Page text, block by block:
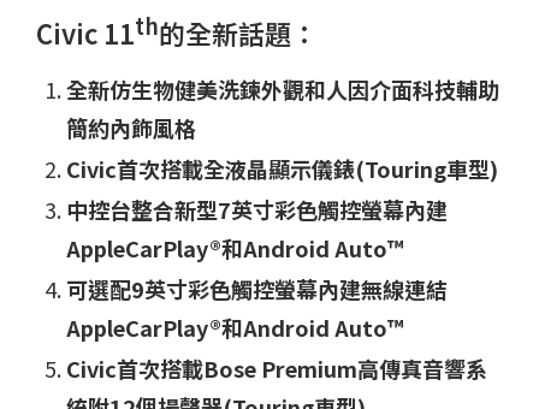
Civic 11th的全新話題：
全新仿生物健美洗鍊外觀和人因介面科技輔助
簡約內飾風格
Civic首次搭載全液晶顯示儀錶(Touring車型)
中控台整合新型7英寸彩色觸控螢幕內建
AppleCarPlay®和Android Auto™
可選配9英寸彩色觸控螢幕內建無線連結
AppleCarPlay®和Android Auto™
Civic首次搭載Bose Premium高傳真音響系